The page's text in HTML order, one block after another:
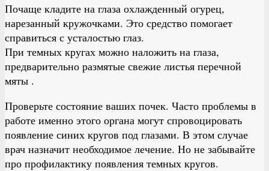
Почаще кладите на глаза охлажденный огурец,
нарезанный кружочками. Это средство помогает
справиться с усталостью глаз.
При темных кругах можно наложить на глаза,
предварительно размятые свежие листья перечной
мяты .
Проверьте состояние ваших почек. Часто проблемы в
работе именно этого органа могут спровоцировать
появление синих кругов под глазами. В этом случае
врач назначит необходимое лечение. Но не забывайте
про профилактику появления темных кругов.